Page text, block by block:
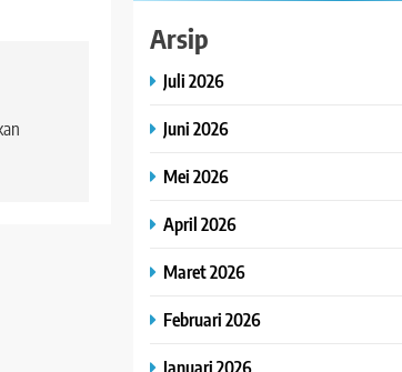
Arsip
Juli 2026
Juni 2026
Mei 2026
April 2026
Maret 2026
Februari 2026
Januari 2026